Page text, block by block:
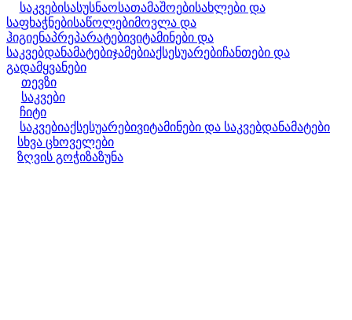
საკვებისასუსნაოსათამაშოებისახლები და
საფხაჭნებისაწოლებიმოვლა და
ჰიგიენაპრეპარატებივიტამინები და
საკვებდანამატებიჯამებიაქსესუარებიჩანთები და
გადამყვანები
თევზი
საკვები
ჩიტი
საკვებიაქსესუარებივიტამინები და საკვებდანამატები
სხვა ცხოველები
ზღვის გოჭიზაზუნა